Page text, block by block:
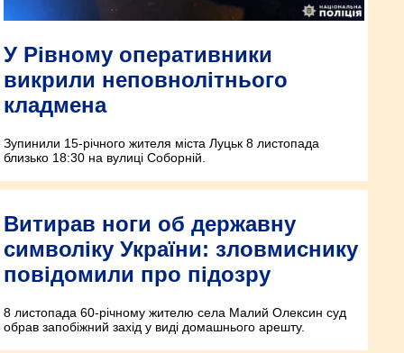
У Рівному оперативники
викрили неповнолітнього
кладмена
Зупинили 15-річного жителя міста Луцьк 8 листопада
близько 18:30 на вулиці Соборній.
Витирав ноги об державну
символіку України: зловмиснику
повідомили про підозру
8 листопада 60-річному жителю села Малий Олексин суд
обрав запобіжний захід у виді домашнього арешту.